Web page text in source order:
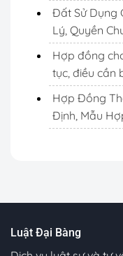
Đất Sử Dụng
Lý, Quyền
Hợp đồng
tục, điều cần
Hợp Đồng
Định, Mẫu
Luật Đại Bàng